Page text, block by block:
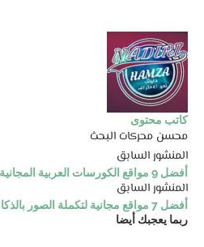
كاتب محتوى
محسن محركات البحث
المنشور السابق
أفضل 9 مواقع الكورسات العربية المجانية عبر الانترنت
المنشور السابق
أفضل 7 مواقع مجانية لتكملة الصور بالذكاء الاصطناعي
ربما يعجبك أيضا